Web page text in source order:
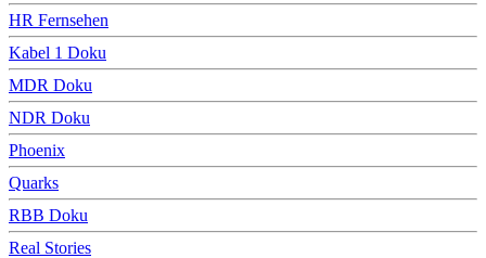
HR Fernsehen
Kabel 1 Doku
MDR Doku
NDR Doku
Phoenix
Quarks
RBB Doku
Real Stories